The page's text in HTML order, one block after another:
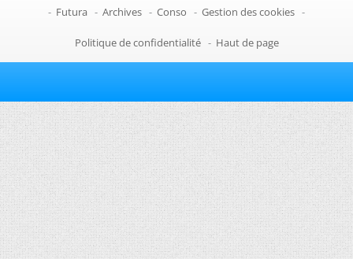
- Futura - Archives - Conso - Gestion des cookies -
Politique de confidentialité - Haut de page